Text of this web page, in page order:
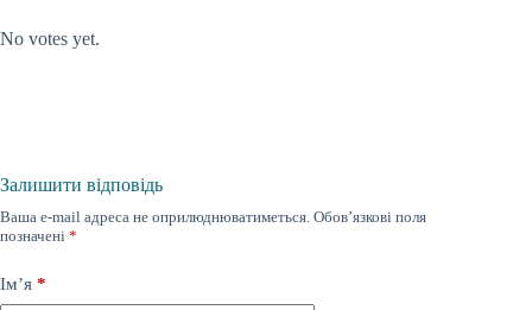
No votes yet.
Залишити відповідь
Ваша e-mail адреса не оприлюднюватиметься. Обов’язкові поля
позначені *
Ім’я *